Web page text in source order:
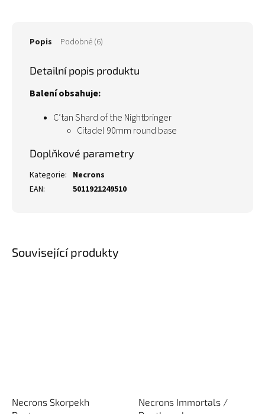
Související produkty
Necrons Skorpekh
Necrons Immortals /
Popis Podobné (6)
Detailní popis produktu
Balení obsahuje:
C’tan Shard of the Nightbringer
Citadel 90mm round base
Doplňkové parametry
Kategorie: Necrons
EAN: 5011921249510